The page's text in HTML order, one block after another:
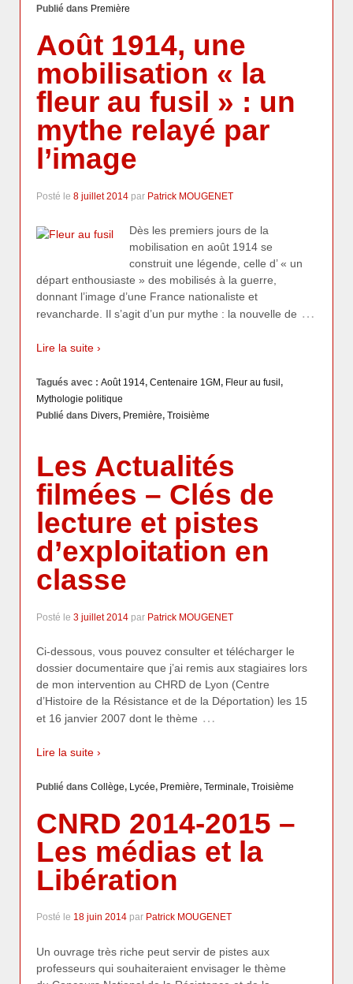
Publié dans Première
Août 1914, une
mobilisation « la
fleur au fusil » : un
mythe relayé par
l’image
Posté le 8 juillet 2014 par Patrick MOUGENET
Dès les premiers jours de la
mobilisation en août 1914 se
construit une légende, celle d’ « un
départ enthousiaste » des mobilisés à la guerre,
donnant l’image d’une France nationaliste et
revancharde. Il s’agit d’un pur mythe : la nouvelle de …
Lire la suite ›
Tagués avec : Août 1914, Centenaire 1GM, Fleur au fusil,
Mythologie politique
Publié dans Divers, Première, Troisième
Les Actualités
filmées – Clés de
lecture et pistes
d’exploitation en
classe
Posté le 3 juillet 2014 par Patrick MOUGENET
Ci-dessous, vous pouvez consulter et télécharger le
dossier documentaire que j’ai remis aux stagiaires lors
de mon intervention au CHRD de Lyon (Centre
d’Histoire de la Résistance et de la Déportation) les 15
et 16 janvier 2007 dont le thème …
Lire la suite ›
Publié dans Collège, Lycée, Première, Terminale, Troisième
CNRD 2014-2015 –
Les médias et la
Libération
Posté le 18 juin 2014 par Patrick MOUGENET
Un ouvrage très riche peut servir de pistes aux
professeurs qui souhaiteraient envisager le thème